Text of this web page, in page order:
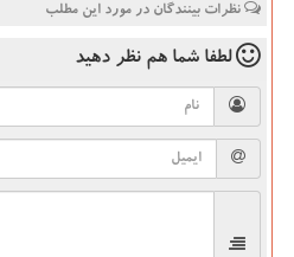
نظرات بینندگان در مورد این مطلب
لطفا شما هم نظر دهید